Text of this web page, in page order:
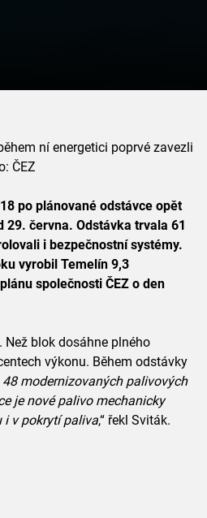
ní energetici poprvé zavezli
ČEZ
po plánované odstávce opět
června. Odstávka trvala 61
i bezpečnostní systémy.
vyrobil Temelín 9,3
společnosti ČEZ o den
blok dosáhne plného
výkonu. Během odstávky
48 modernizovaných palivových
je nové palivo mechanicky
i v pokrytí paliva,“ řekl Sviták.